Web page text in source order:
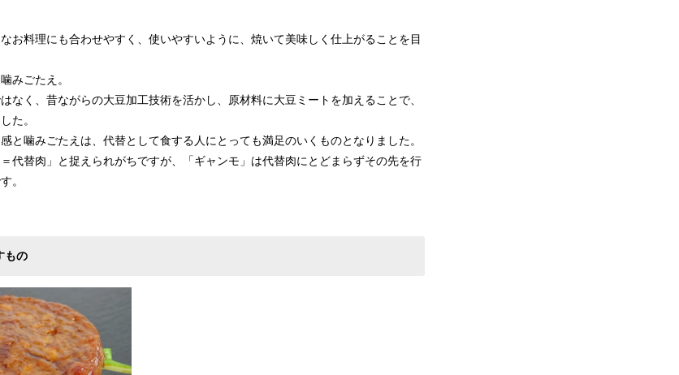
お料理にも合わせやすく、使いやすいように、焼いて美味しく仕上がることを目
みごたえ。
なく、昔ながらの大豆加工技術を活かし、原材料に大豆ミートを加えることで、
た。
と噛みごたえは、代替として食する人にとっても満足のいくものとなりました。
代替肉」と捉えられがちですが、「ギャンモ」は代替肉にとどまらずその先を行
。
もの